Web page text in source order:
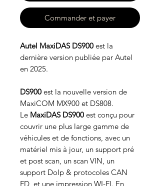
Commander et payer
Autel MaxiDAS DS900 est la
dernière version publiée par Autel
en 2025.
DS900 est la nouvelle version de
MaxiCOM MX900 et DS808.
Le MaxiDAS DS900 est conçu pour
couvrir une plus large gamme de
véhicules et de fonctions, avec un
matériel mis à jour, un support pré
et post scan, un scan VIN, un
support DoIp & protocoles CAN
FD, et une impression WI-FI. En